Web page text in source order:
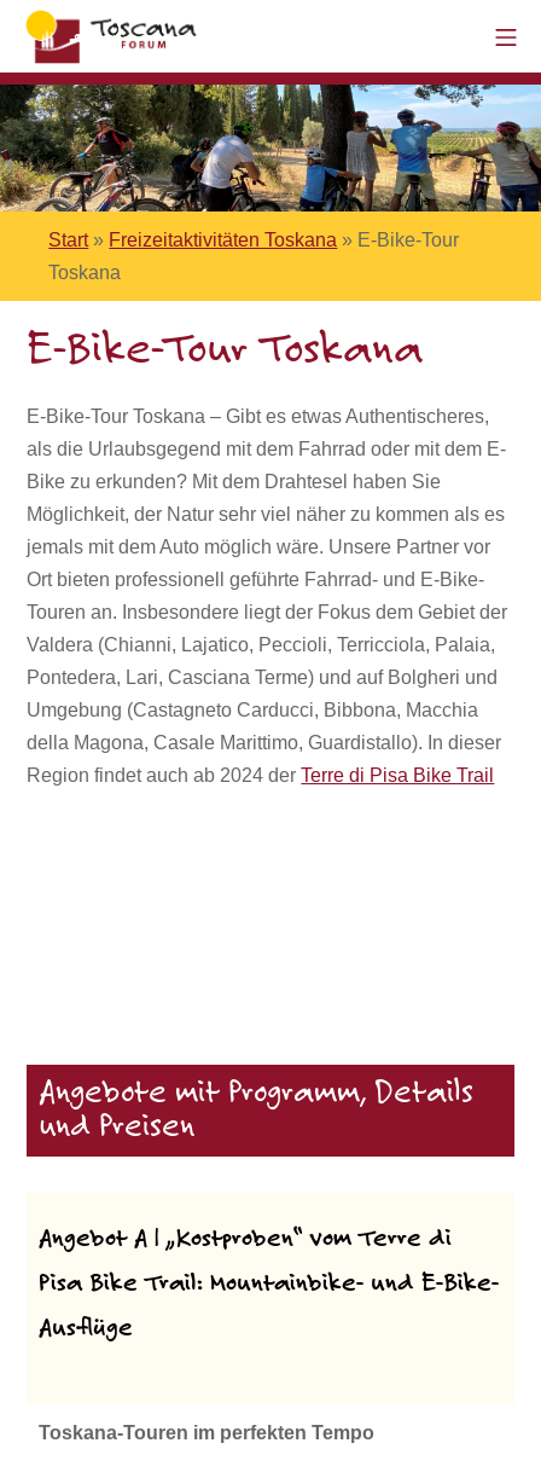
Start» Freizeitaktivitäten Toskana » E-Bike-Tour
Toskana
E-Bike-Tour Toskana
E-Bike-Tour Toskana – Gibt es etwas Authentischeres,
als die Urlaubsgegend mit dem Fahrrad oder mit dem E-
Bike zu erkunden? Mit dem Drahtesel haben Sie
Möglichkeit, der Natur sehr viel näher zu kommen als es
jemals mit dem Auto möglich wäre. Unsere Partner vor
Ort bieten professionell geführte Fahrrad- und E-Bike-
Touren an. Insbesondere liegt der Fokus dem Gebiet der
Valdera (Chianni, Lajatico, Peccioli, Terricciola, Palaia,
Pontedera, Lari, Casciana Terme) und auf Bolgheri und
Umgebung (Castagneto Carducci, Bibbona, Macchia
della Magona, Casale Marittimo, Guardistallo). In dieser
Region findet auch ab 2024 derTerre di Pisa Bike Trail
Angebote mit Programm, Details
und Preisen
Angebot A | „Kostproben“ vom Terre di
Pisa Bike Trail: Mountainbike- und E-Bike-
Ausflüge
Toskana-Touren im perfekten Tempo